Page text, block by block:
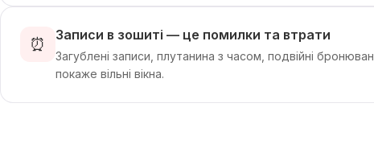
⏰ Записи в зошиті — це помилки та втрати
Загублені записи, плутанина з часом, подвійні
покаже вільні вікна.